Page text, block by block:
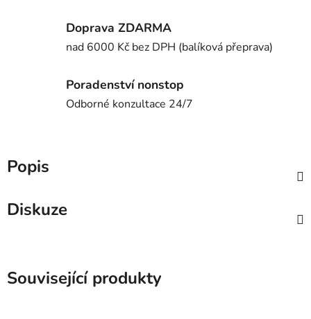
Doprava ZDARMA
nad 6000 Kč bez DPH (balíková přeprava)
Poradenství nonstop
Odborné konzultace 24/7
Popis
Diskuze
Související produkty